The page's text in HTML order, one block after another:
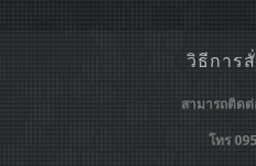
วิธีการ
สามารถติด
โทร